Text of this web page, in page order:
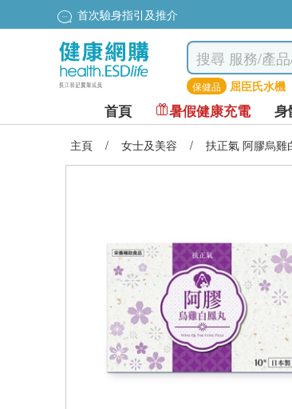
首次驗身指引及推介
保健品 屈臣氏水機
首頁 暑假健康充電 身
主頁 / 女士及美容 / 扶正氣 阿膠烏雞